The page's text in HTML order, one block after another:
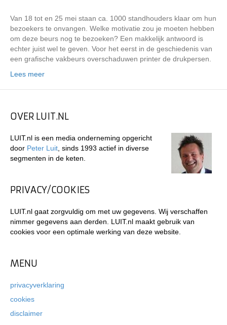
Van 18 tot en 25 mei staan ca. 1000 standhouders klaar om hun
bezoekers te onvangen. Welke motivatie zou je moeten hebben
om deze beurs nog te bezoeken? Een makkelijk antwoord is
echter juist wel te geven. Voor het eerst in de geschiedenis van
een grafische vakbeurs overschaduwen printer de drukpersen.
Lees meer
OVER LUIT.NL
LUIT.nl is een media onderneming opgericht
door Peter Luit , sinds 1993 actief in diverse
segmenten in de keten.
PRIVACY/COOKIES
LUIT.nl gaat zorgvuldig om met uw gegevens. Wij verschaffen
nimmer gegevens aan derden. LUIT.nl maakt gebruik van
cookies voor een optimale werking van deze website.
MENU
privacyverklaring
cookies
disclaimer